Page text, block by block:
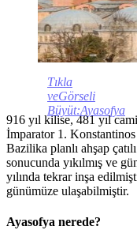
Tıkla
veGörseli
Büyüt:Ayasofya
916 yıl kilise, 481 yıl
İmparator 1. Konstantinos
Bazilika planlı ahşap
sonucunda yıkılmış ve
yılında tekrar inşa
günümüze ulaşabilmiştir.
Ayasofya nerede?